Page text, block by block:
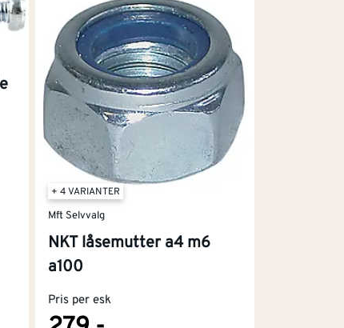
+ 4 VARIANTER
Mft Selvvalg
NKT låsemutter a4 m6
a100
Pris per esk